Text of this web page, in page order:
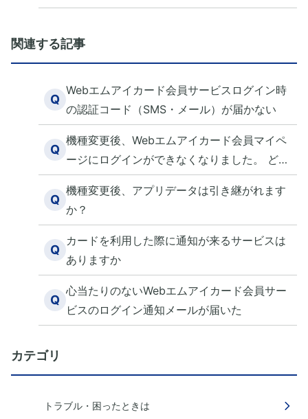
関連する記事
Q
Webエムアイカード会員サービスログイン時
の認証コード（SMS・メール）が届かない
Q
機種変更後、Webエムアイカード会員マイペ
ージにログインができなくなりました。 どう
したらよいですか？
Q
機種変更後、アプリデータは引き継がれます
か？
Q
カードを利用した際に通知が来るサービスは
ありますか
Q
心当たりのないWebエムアイカード会員サー
ビスのログイン通知メールが届いた
カテゴリ
トラブル・困ったときは